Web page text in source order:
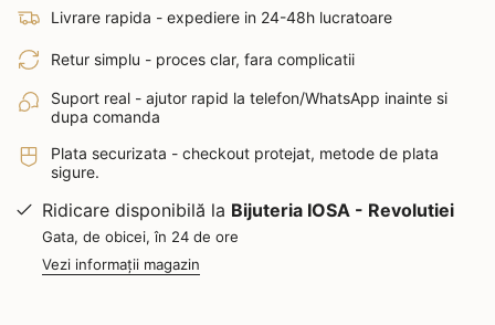
Livrare rapida - expediere in 24-48h lucratoare
Retur simplu - proces clar, fara complicatii
Suport real - ajutor rapid la telefon/WhatsApp inainte si
dupa comanda
Plata securizata - checkout protejat, metode de plata
sigure.
Ridicare disponibilă la Bijuteria IOSA - Revolutiei
Gata, de obicei, în 24 de ore
Vezi informații magazin